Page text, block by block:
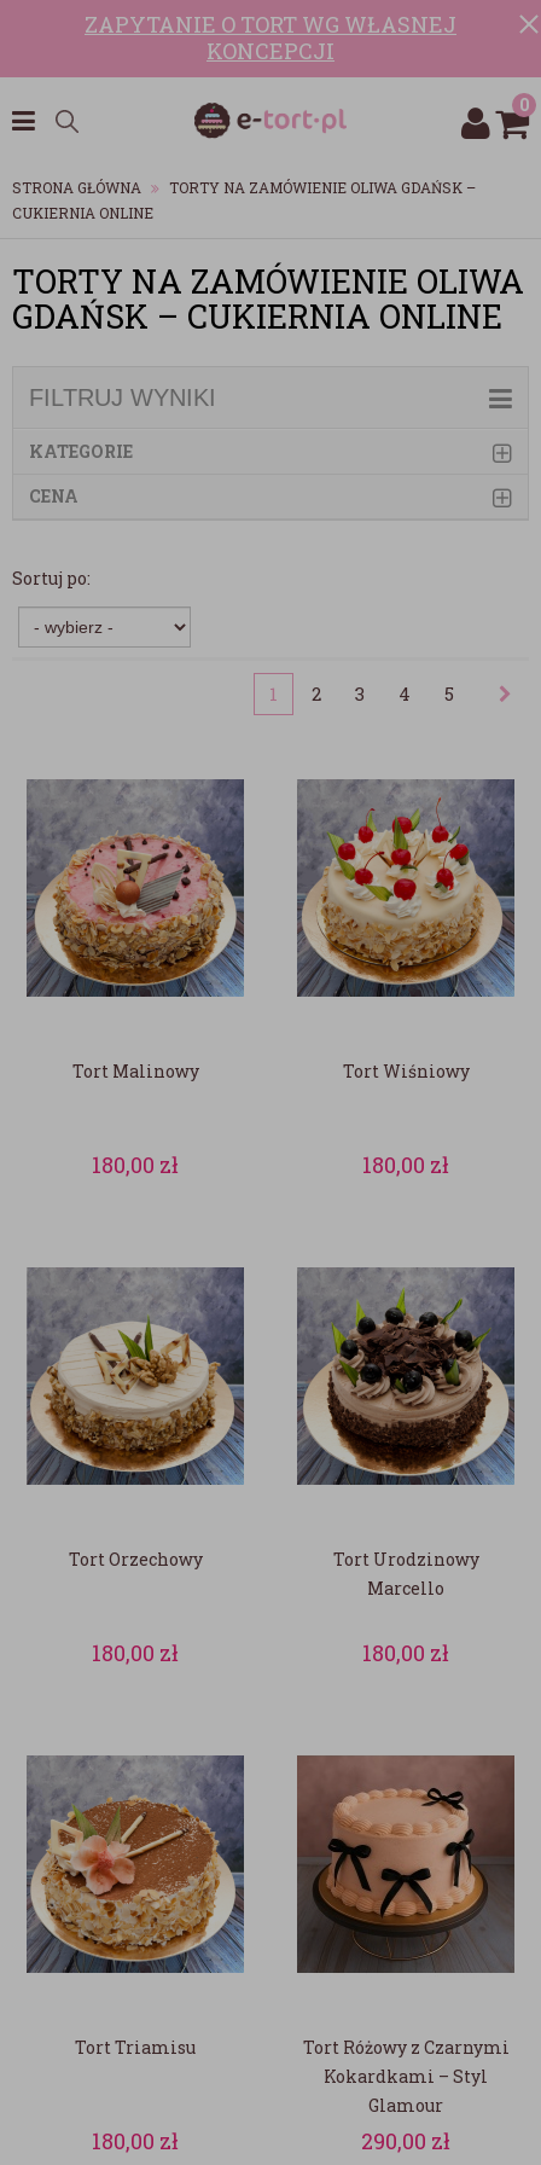
ZAPYTANIE O TORT WG WŁASNEJ
KONCEPCJI
0
STRONA GŁÓWNA
TORTY NA ZAMÓWIENIE OLIWA GDAŃSK –
CUKIERNIA ONLINE
TORTY NA ZAMÓWIENIE OLIWA
GDAŃSK – CUKIERNIA ONLINE
FILTRUJ WYNIKI
KATEGORIE
CENA
Sortuj po:
1 2 3 4 5
Tort Malinowy
180,00 zł
Tort Wiśniowy
180,00 zł
Tort Orzechowy
180,00 zł
Tort Urodzinowy
Marcello
180,00 zł
Tort Triamisu
180,00 zł
Tort Różowy z Czarnymi
Kokardkami – Styl
Glamour
290,00 zł